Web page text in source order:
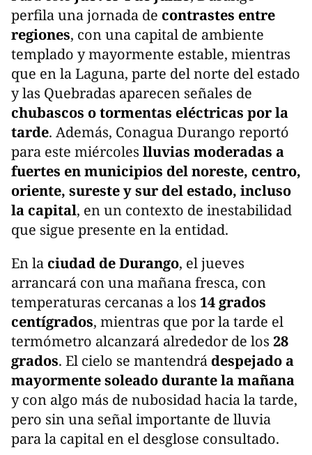
perfila una jornada de contrastes entre
regiones, con una capital de ambiente
templado y mayormente estable, mientras
que en la Laguna, parte del norte del estado
y las Quebradas aparecen señales de
chubascos o tormentas eléctricas por la
tarde. Además, Conagua Durango reportó
para este miércoles lluvias moderadas a
fuertes en municipios del noreste, centro,
oriente, sureste y sur del estado, incluso
la capital, en un contexto de inestabilidad
que sigue presente en la entidad.
En la ciudad de Durango, el jueves
arrancará con una mañana fresca, con
temperaturas cercanas a los 14 grados
centígrados, mientras que por la tarde el
termómetro alcanzará alrededor de los 28
grados. El cielo se mantendrá despejado a
mayormente soleado durante la mañana
y con algo más de nubosidad hacia la tarde,
pero sin una señal importante de lluvia
para la capital en el desglose consultado.